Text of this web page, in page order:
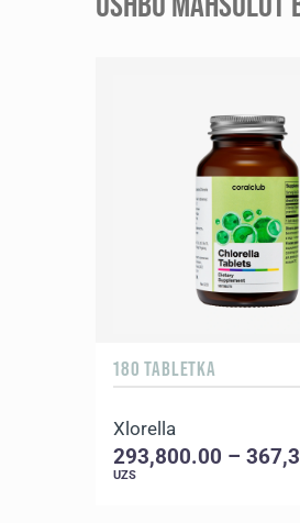
180 TABLETKA
Xlorella
293,800.00 –
UZS